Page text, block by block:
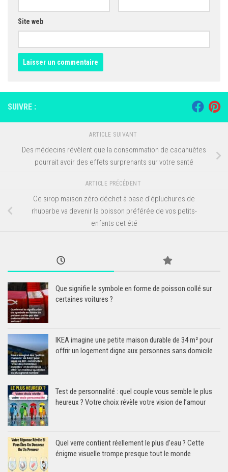
Site web
SUIVRE :
ARTICLE SUIVANT
Des médecins révèlent que la consommation de cacahuètes
pourrait avoir des effets surprenants sur votre santé
ARTICLE PRÉCÉDENT
Ce sirop maison zéro déchet à base d’épluchures de
rhubarbe va devenir la boisson préférée de vos petits-
enfants cet été
Que signifie le symbole en forme de poisson collé sur
certaines voitures ?
IKEA imagine une petite maison durable de 34 m² pour
offrir un logement digne aux personnes sans domicile
Test de personnalité : quel couple vous semble le plus
heureux ? Votre choix révèle votre vision de l’amour
Quel verre contient réellement le plus d’eau ? Cette
énigme visuelle trompe presque tout le monde